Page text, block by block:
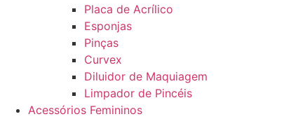
Placa de Acrílico
Esponjas
Pinças
Curvex
Diluidor de Maquiagem
Limpador de Pincéis
Acessórios Femininos